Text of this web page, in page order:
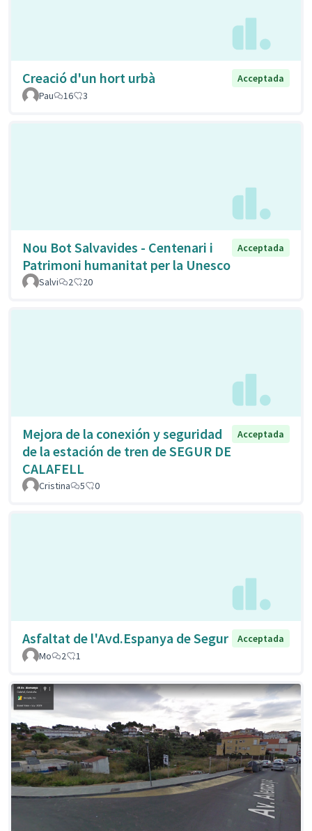
Creació d'un hort urbà
Acceptada
Pau
16 3
Nou Bot Salvavides - Centenari i
Patrimoni humanitat per la Unesco
Acceptada
Salvi 2 20
Mejora de la conexión y seguridad
de la estación de tren de SEGUR DE
CALAFELL
Acceptada
Cristina 5 0
Asfaltat de l'Avd.Espanya de Segur
Acceptada
Mo
2 1